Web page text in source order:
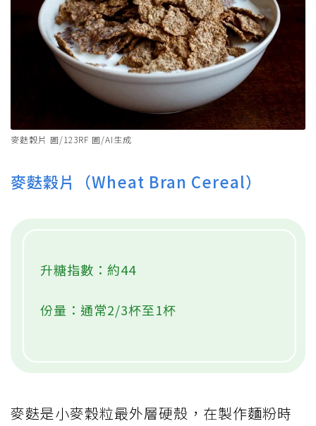
麥麩穀片 圖/123RF 圖/AI生成
麥麩穀片（Wheat Bran Cereal）
升糖指數：約44
份量：通常2/3杯至1杯
麥麩是小麥穀粒最外層硬殼，在製作麵粉時